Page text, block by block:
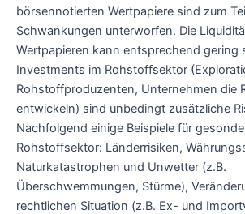
börsennotierten Wertpapiere sind zum
Schwankungen unterworfen. Die
Wertpapieren kann entsprechend gering
Investments im Rohstoffsektor
Rohstoffproduzenten, Unternehmen die
entwickeln) sind unbedingt zusätzliche
Nachfolgend einige Beispiele für
Rohstoffsektor: Länderrisiken,
Naturkatastrophen und Unwetter (z.B.
Überschwemmungen, Stürme),
rechtlichen Situation (z.B. Ex- und